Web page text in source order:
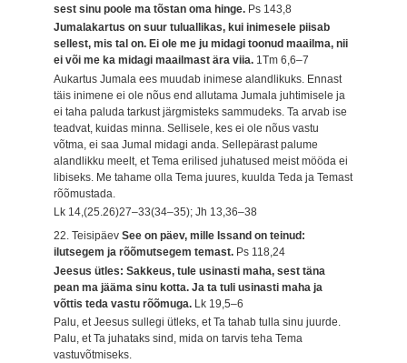
sest sinu poole ma tõstan oma hinge. Ps 143,8
Jumalakartus on suur tuluallikas, kui inimesele piisab
sellest, mis tal on. Ei ole me ju midagi toonud maailma, nii
ei või me ka midagi maailmast ära viia. 1Tm 6,6–7
Aukartus Jumala ees muudab inimese alandlikuks. Ennast
täis inimene ei ole nõus end allutama Jumala juhtimisele ja
ei taha paluda tarkust järgmisteks sammudeks. Ta arvab ise
teadvat, kuidas minna. Sellisele, kes ei ole nõus vastu
võtma, ei saa Jumal midagi anda. Sellepärast palume
alandlikku meelt, et Tema erilised juhatused meist mööda ei
libiseks. Me tahame olla Tema juures, kuulda Teda ja Temast
rõõmustada.
Lk 14,(25.26)27–33(34–35); Jh 13,36–38
22. TeisipäevSee on päev, mille Issand on teinud:
ilutsegem ja rõõmutsegem temast. Ps 118,24
Jeesus ütles: Sakkeus, tule usinasti maha, sest täna
pean ma jääma sinu kotta. Ja ta tuli usinasti maha ja
võttis teda vastu rõõmuga. Lk 19,5–6
Palu, et Jeesus sullegi ütleks, et Ta tahab tulla sinu juurde.
Palu, et Ta juhataks sind, mida on tarvis teha Tema
vastuvõtmiseks.